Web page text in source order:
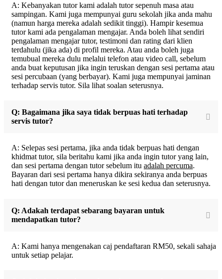
A: Kebanyakan tutor kami adalah tutor sepenuh masa atau
sampingan. Kami juga mempunyai guru sekolah jika anda mahu
(namun harga mereka adalah sedikit tinggi). Hampir kesemua
tutor kami ada pengalaman mengajar. Anda boleh lihat sendiri
pengalaman mengajar tutor, testimoni dan rating dari klien
terdahulu (jika ada) di profil mereka. Atau anda boleh juga
temubual mereka dulu melalui telefon atau video call, sebelum
anda buat keputusan jika ingin teruskan dengan sesi pertama atau
sesi percubaan (yang berbayar). Kami juga mempunyai jaminan
terhadap servis tutor. Sila lihat soalan seterusnya.
Q: Bagaimana jika saya tidak berpuas hati terhadap
servis tutor?
A: Selepas sesi pertama, jika anda tidak berpuas hati dengan
khidmat tutor, sila beritahu kami jika anda ingin tutor yang lain,
dan sesi pertama dengan tutor sebelum itu adalah percuma.
Bayaran dari sesi pertama hanya dikira sekiranya anda berpuas
hati dengan tutor dan meneruskan ke sesi kedua dan seterusnya.
Q: Adakah terdapat sebarang bayaran untuk
mendapatkan tutor?
A: Kami hanya mengenakan caj pendaftaran RM50, sekali sahaja
untuk setiap pelajar.